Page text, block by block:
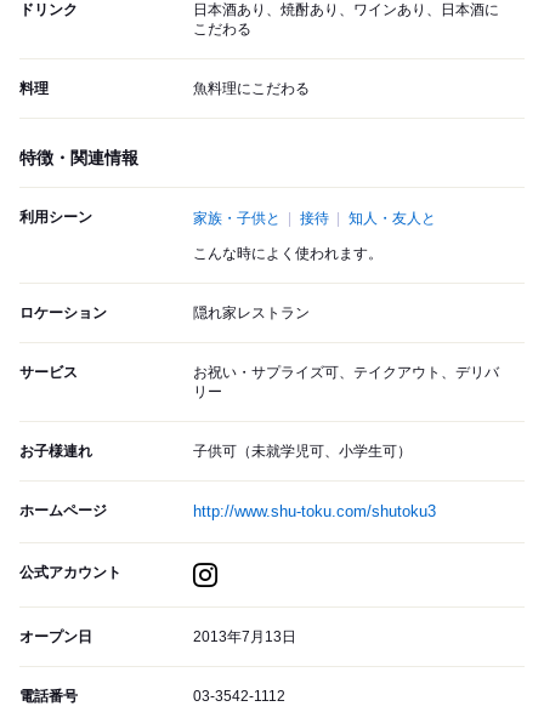
ドリンク
日本酒あり、焼酎あり、ワインあり、日本酒に
こだわる
料理 魚料理にこだわる
特徴・関連情報
利用シーン 家族・子供と 接待 知人・友人と
こんな時によく使われます。
ロケーション 隠れ家レストラン
サービス
お祝い・サプライズ可、テイクアウト、デリバ
リー
お子様連れ 子供可（未就学児可、小学生可）
ホームページ http://www.shu-toku.com/shutoku3
公式アカウント
オープン日 2013年7月13日
電話番号 03-3542-1112